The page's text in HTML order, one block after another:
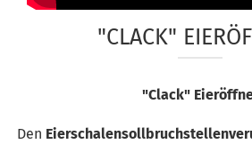
"CLACK"
"Clack"
Den